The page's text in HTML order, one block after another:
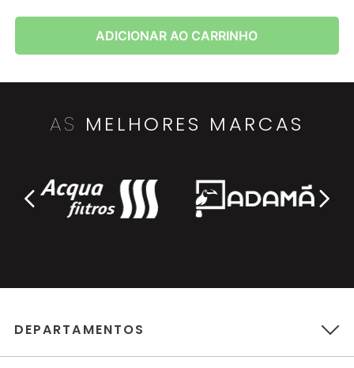
ADICIONAR AO CARRINHO
AS MELHORES MARCAS
DEPARTAMENTOS